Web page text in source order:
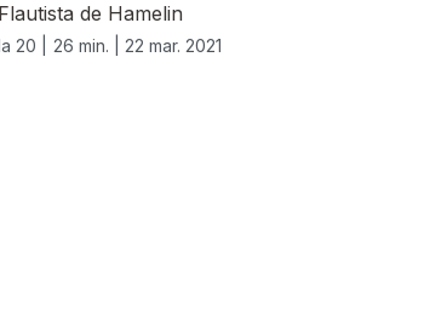
de Hamelin
20 | 26 min. | 22 mar. 2021